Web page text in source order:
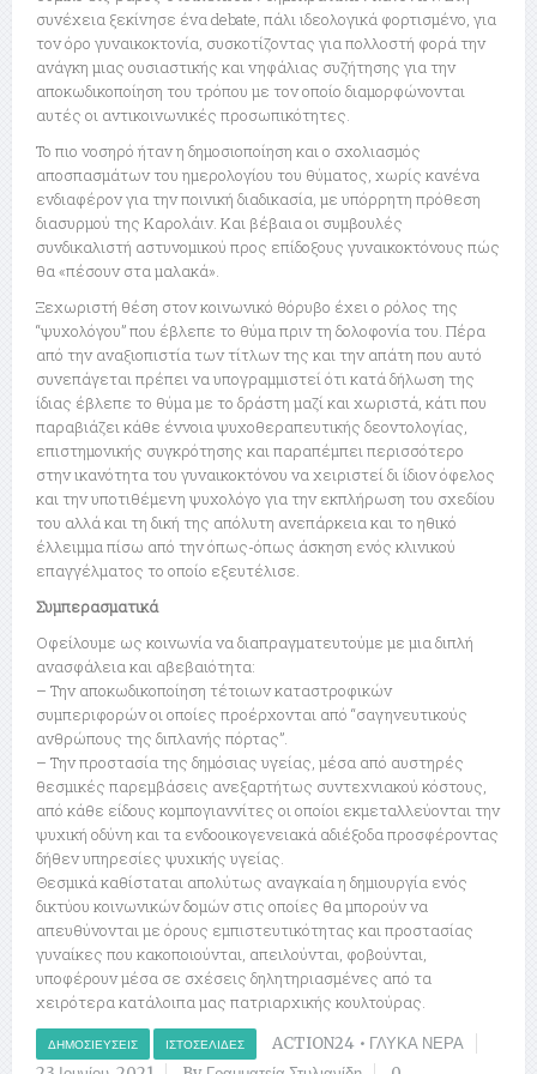
συνέχεια ξεκίνησε ένα debate, πάλι ιδεολογικά φορτισμένο, για
τον όρο γυναικοκτονία, συσκοτίζοντας για πολλοστή φορά την
ανάγκη μιας ουσιαστικής και νηφάλιας συζήτησης για την
αποκωδικοποίηση του τρόπου με τον οποίο διαμορφώνονται
αυτές οι αντικοινωνικές προσωπικότητες.
Το πιο νοσηρό ήταν η δημοσιοποίηση και ο σχολιασμός
αποσπασμάτων του ημερολογίου του θύματος, χωρίς κανένα
ενδιαφέρον για την ποινική διαδικασία, με υπόρρητη πρόθεση
διασυρμού της Καρολάιν. Και βέβαια οι συμβουλές
συνδικαλιστή αστυνομικού προς επίδοξους γυναικοκτόνους πώς
θα «πέσουν στα μαλακά».
Ξεχωριστή θέση στον κοινωνικό θόρυβο έχει ο ρόλος της
“ψυχολόγου” που έβλεπε το θύμα πριν τη δολοφονία του. Πέρα
από την αναξιοπιστία των τίτλων της και την απάτη που αυτό
συνεπάγεται πρέπει να υπογραμμιστεί ότι κατά δήλωση της
ίδιας έβλεπε το θύμα με το δράστη μαζί και χωριστά, κάτι που
παραβιάζει κάθε έννοια ψυχοθεραπευτικής δεοντολογίας,
επιστημονικής συγκρότησης και παραπέμπει περισσότερο
στην ικανότητα του γυναικοκτόνου να χειριστεί δι ίδιον όφελος
και την υποτιθέμενη ψυχολόγο για την εκπλήρωση του σχεδίου
του αλλά και τη δική της απόλυτη ανεπάρκεια και το ηθικό
έλλειμμα πίσω από την όπως-όπως άσκηση ενός κλινικού
επαγγέλματος το οποίο εξευτέλισε.
Συμπερασματικά
Οφείλουμε ως κοινωνία να διαπραγματευτούμε με μια διπλή
ανασφάλεια και αβεβαιότητα:
– Την αποκωδικοποίηση τέτοιων καταστροφικών
συμπεριφορών οι οποίες προέρχονται από “σαγηνευτικούς
ανθρώπους της διπλανής πόρτας”.
– Την προστασία της δημόσιας υγείας, μέσα από αυστηρές
θεσμικές παρεμβάσεις ανεξαρτήτως συντεχνιακού κόστους,
από κάθε είδους κομπογιαννίτες οι οποίοι εκμεταλλεύονται την
ψυχική οδύνη και τα ενδοοικογενειακά αδιέξοδα προσφέροντας
δήθεν υπηρεσίες ψυχικής υγείας.
Θεσμικά καθίσταται απολύτως αναγκαία η δημιουργία ενός
δικτύου κοινωνικών δομών στις οποίες θα μπορούν να
απευθύνονται με όρους εμπιστευτικότητας και προστασίας
γυναίκες που κακοποιούνται, απειλούνται, φοβούνται,
υποφέρουν μέσα σε σχέσεις δηλητηριασμένες από τα
χειρότερα κατάλοιπα μας πατριαρχικής κουλτούρας.
ΔΗΜΟΣΙΕΎΣΕΙΣ ΙΣΤΟΣΕΛΊΔΕΣ ACTION24 • ΓΛΥΚΑ ΝΕΡΑ